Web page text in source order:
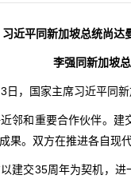
习近平同新加坡总统尚达
李强同新加坡
，国家主席习近平同
邻和重要合作伙伴。
果。双方在推进各自现
建交35周年为契机，